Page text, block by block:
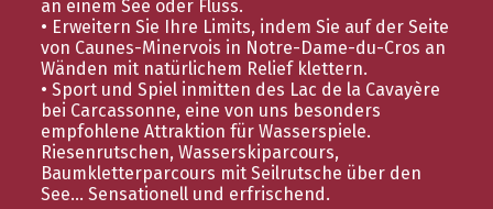
an einem See oder Fluss.
• Erweitern Sie Ihre Limits, indem Sie auf der Seite
von Caunes-Minervois in Notre-Dame-du-Cros an
Wänden mit natürlichem Relief klettern.
• Sport und Spiel inmitten des Lac de la Cavayère
bei Carcassonne, eine von uns besonders
empfohlene Attraktion für Wasserspiele.
Riesenrutschen, Wasserskiparcours,
Baumkletterparcours mit Seilrutsche über den
See... Sensationell und erfrischend.